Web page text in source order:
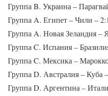
Группа B. Украина –
Группа A. Египет – Чили – 2:1
Группа A. Новая Зеландия –
Группа C. Испания –
Группа C. Мексика –
Группа D. Австралия – Куба
Группа D. Аргентина –